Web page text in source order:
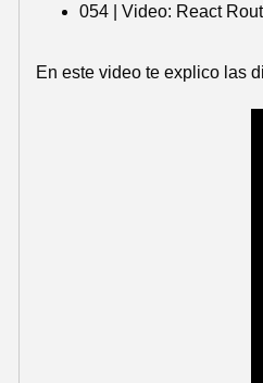
054 | Video: React
En este video te explico las